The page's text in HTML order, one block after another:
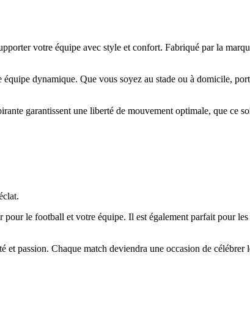
votre équipe avec style et confort. Fabriqué par la
dynamique. Que vous soyez au stade ou à domicile,
garantissent une liberté de mouvement optimale, que ce
le football et votre équipe. Il est également parfait pour
passion. Chaque match deviendra une occasion de célébrer